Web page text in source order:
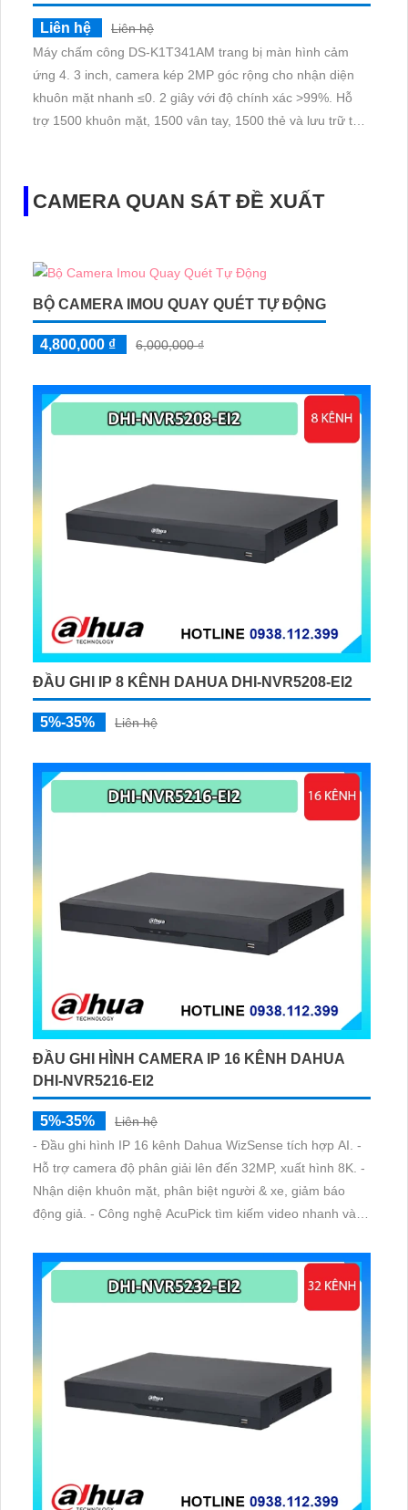
Liên hệ
Liên hệ
Máy chấm công DS-K1T341AM trang bị màn hình cảm
ứng 4. 3 inch, camera kép 2MP góc rộng cho nhận diện
khuôn mặt nhanh ≤0. 2 giây với độ chính xác >99%. Hỗ
trợ 1500 khuôn mặt, 1500 vân tay, 1500 thẻ và lưu trữ tới
CAMERA QUAN SÁT ĐỀ XUẤT
BỘ CAMERA IMOU QUAY QUÉT TỰ ĐỘNG
4,800,000 ₫ 6,000,000 ₫
ĐẦU GHI IP 8 KÊNH DAHUA DHI-NVR5208-EI2
5%-35% Liên hệ
ĐẦU GHI HÌNH CAMERA IP 16 KÊNH DAHUA
DHI-NVR5216-EI2
5%-35%
Liên hệ
- Đầu ghi hình IP 16 kênh Dahua WizSense tích hợp AI. -
Hỗ trợ camera độ phân giải lên đến 32MP, xuất hình 8K. -
Nhận diện khuôn mặt, phân biệt người & xe, giảm báo
động giả. - Công nghệ AcuPick tìm kiếm video nhanh và
hệ thống chuyên nghiệp